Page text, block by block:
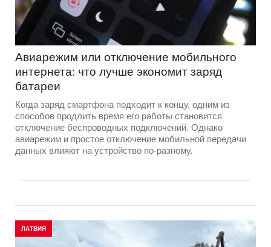
Авиарежим или отключение мобильного
интернета: что лучше экономит заряд
батареи
Когда заряд смартфона подходит к концу, одним из
способов продлить время его работы становится
отключение беспроводных подключений. Однако
авиарежим и простое отключение мобильной передачи
данных влияют на устройство по-разному.
ЛАТВИЯ